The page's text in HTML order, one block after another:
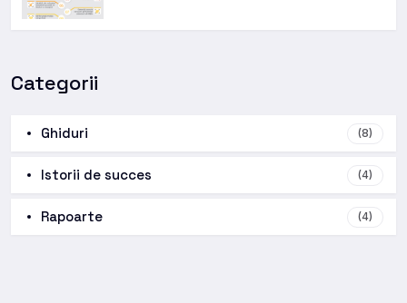
Categorii
Ghiduri (8)
Istorii de succes (4)
Rapoarte (4)